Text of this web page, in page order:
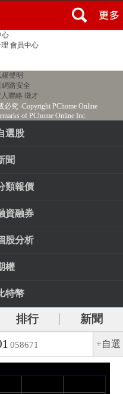
心
會員中心
權聲明
網路安全
聯絡 徵才
必究‧Copyright PChome Online
of PChome Online Inc.
選股
聞
類報價
資融券
股分析
權
特幣
排行
新聞
058671 +自選